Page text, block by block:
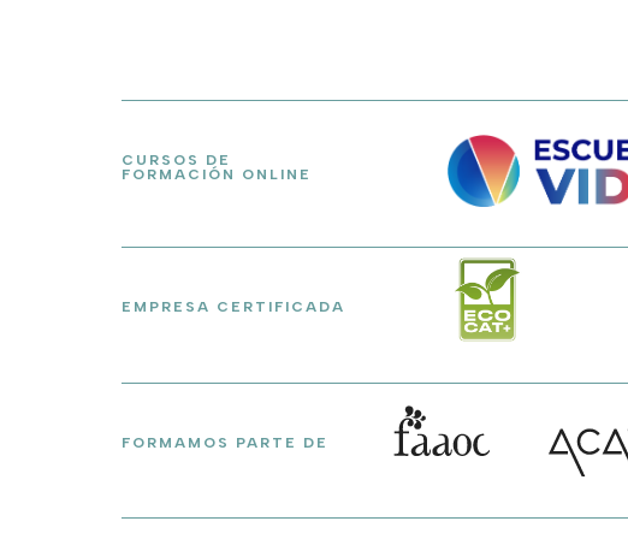
CURSOS DE
FORMACIÓN ONLINE
EMPRESA CERTIFICADA
FORMAMOS PARTE DE